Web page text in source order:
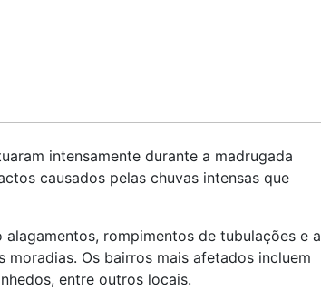
intensamente durante a madrugada
causados pelas chuvas intensas que
rompimentos de tubulações e a
Os bairros mais afetados incluem
entre outros locais.